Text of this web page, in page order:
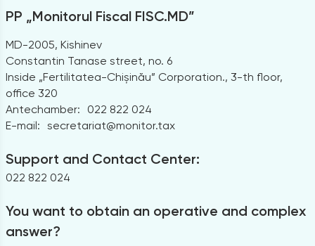
PP „Monitorul Fiscal FISC.MD”
MD-2005, Kishinev
Constantin Tanase street, no. 6
Inside „Fertilitatea-Chișinău” Corporation., 3-th floor,
office 320
Antechamber:
022 822 024
E-mail: secretariat@monitor.tax
Support and Contact Center:
022 822 024
You want to obtain an operative and complex
answer?